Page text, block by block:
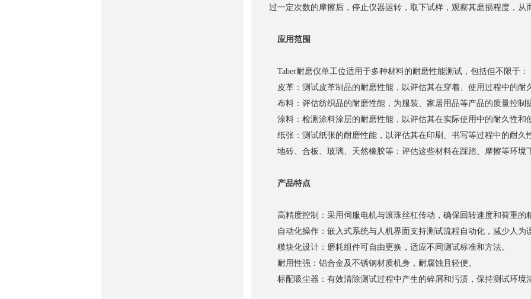
过一定次数的摩擦后，停止仪器运转，取下试样，观察其磨损程度，从
应用范围
Taber耐磨仪单工位适用于多种材料的耐磨性能测试，包括但不限于：
皮革：测试皮革制品的耐磨性能，以评估其在穿着、使用过程中的耐
布料：评估纺织品的耐磨性能，为服装、家居用品等产品的质量控制
涂料：检测涂料涂层的耐磨性能，以评估其在实际使用中的耐久性和
纸张：测试纸张的耐磨性能，以评估其在印刷、书写等过程中的耐久
地砖、合板、玻璃、天然橡胶等：评估这些材料在踩踏、摩擦等环境
产品特点
高精度控制：采用伺服电机与滚珠丝杠传动，确保回转速度和荷重的
自动化操作：嵌入式系统与人机界面支持测试流程自动化，减少人为
模块化设计：磨耗组件可自由更换，适应不同测试标准和方法。
耐用性强：铝合金及不锈钢材质机身，耐腐蚀且轻便。
标配吸尘器：有效清除测试过程中产生的碎屑和污渍，保持测试环境